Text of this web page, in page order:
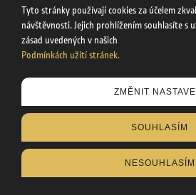
Tyto stránky používají cookies za
užíváním cookies podle zásad
Podmínkách užití
Tyto stránky používají cookies za účelem
návštěvnosti. Jejich prohlížením souhlasíte s
zásad uvedených v našich
Podmínkách užití stránek.
ZMĚNIT
SOUHLASÍM
NESOUHLASÍM